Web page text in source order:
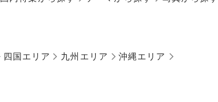
四国エリア 九州エリア 沖縄エリア